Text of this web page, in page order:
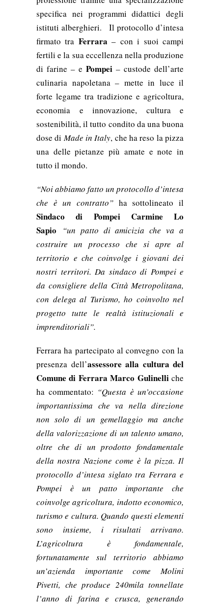
specifica nei programmi didattici degli
istituti alberghieri. Il protocollo d’intesa
firmato tra Ferrara – con i suoi campi
fertili e la sua eccellenza nella produzione
di farine – e Pompei – custode dell’arte
culinaria napoletana – mette in luce il
forte legame tra tradizione e agricoltura,
economia e innovazione, cultura e
sostenibilità, il tutto condito da una buona
dose diMade in Italy, che ha reso la pizza
una delle pietanze più amate e note in
tutto il mondo.
“Noi abbiamo fatto un protocollo d’intesa
che è un contratto” ha sottolineato il
Sindaco di Pompei Carmine Lo
Sapio
“un patto di amicizia che va a
costruire un processo che si apre al
territorio e che coinvolge i giovani dei
nostri territori. Da sindaco di Pompei e
da consigliere della Città Metropolitana,
con delega al Turismo, ho coinvolto nel
progetto tutte le realtà istituzionali e
imprenditoriali”.
Ferrara ha partecipato al convegno con la
presenza dell’assessore alla cultura del
Comune di Ferrara Marco Gulinelliche
ha commentato: “Questa è un’occasione
importantissima che va nella direzione
non solo di un gemellaggio ma anche
della valorizzazione di un talento umano,
oltre che di un prodotto fondamentale
della nostra Nazione come è la pizza. Il
protocollo d’intesa siglato tra Ferrara e
Pompei è un patto importante che
coinvolge agricoltura, indotto economico,
turismo e cultura. Quando questi elementi
sono insieme, i risultati arrivano.
L’agricoltura è fondamentale,
fortunatamente sul territorio abbiamo
un’azienda importante come Molini
Pivetti, che produce 240mila tonnellate
l’anno di farina e crusca, generando